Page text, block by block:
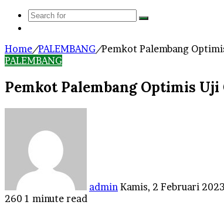
Search
Home/PALEMBANG/Pemkot Palembang
PALEMBANG
Pemkot Palembang Optimis
admin Kamis, 2 Februari 2023
260 1 minute read